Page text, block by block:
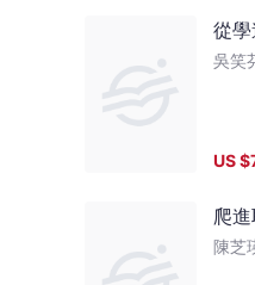
從
吳笑
US $
爬
陳芝